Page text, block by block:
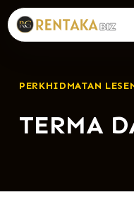
Langkau ke
PERKHIDMATAN
TERMA